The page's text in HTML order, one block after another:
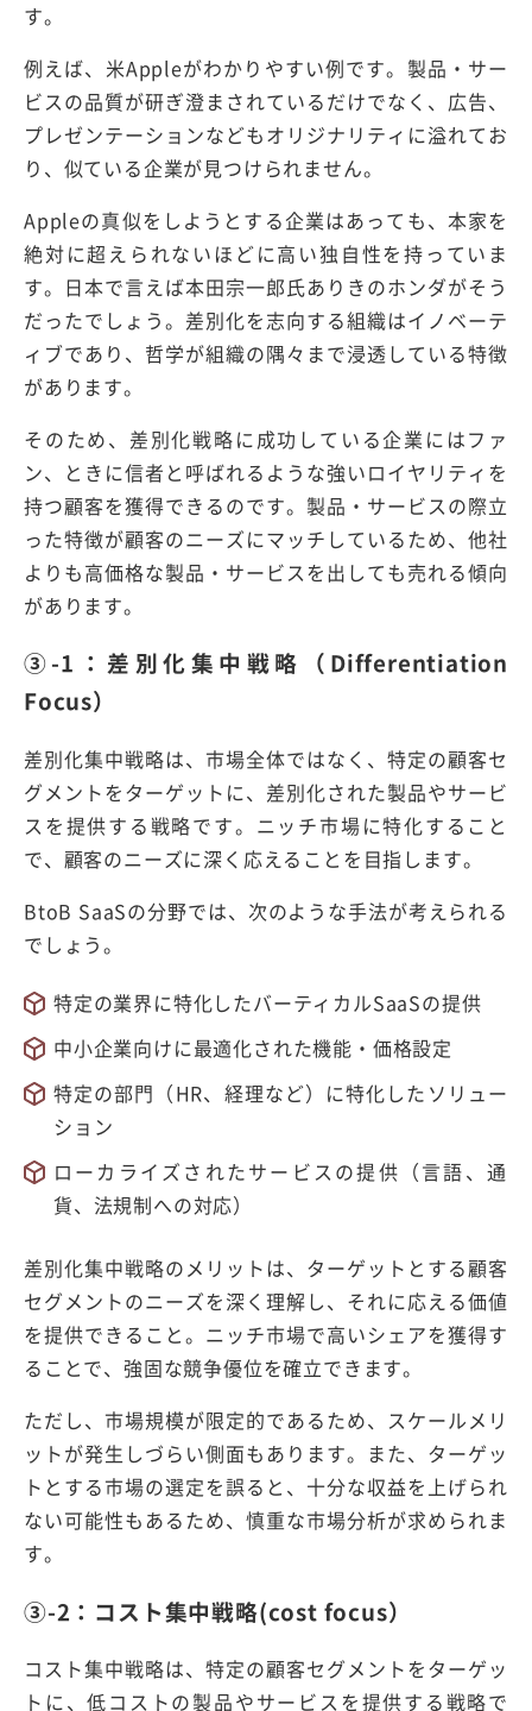
す。
例えば、米Appleがわかりやすい例です。製品・サー
ビスの品質が研ぎ澄まされているだけでなく、広告、
プレゼンテーションなどもオリジナリティに溢れてお
り、似ている企業が見つけられません。
Appleの真似をしようとする企業はあっても、本家を
絶対に超えられないほどに高い独自性を持っていま
す。日本で言えば本田宗一郎氏ありきのホンダがそう
だったでしょう。差別化を志向する組織はイノベーテ
ィブであり、哲学が組織の隅々まで浸透している特徴
があります。
そのため、差別化戦略に成功している企業にはファ
ン、ときに信者と呼ばれるような強いロイヤリティを
持つ顧客を獲得できるのです。製品・サービスの際立
った特徴が顧客のニーズにマッチしているため、他社
よりも高価格な製品・サービスを出しても売れる傾向
があります。
③-1：差別化集中戦略（Differentiation
Focus）
差別化集中戦略は、市場全体ではなく、特定の顧客セ
グメントをターゲットに、差別化された製品やサービ
スを提供する戦略です。ニッチ市場に特化すること
で、顧客のニーズに深く応えることを目指します。
BtoB SaaSの分野では、次のような手法が考えられる
でしょう。
特定の業界に特化したバーティカルSaaSの提供
中小企業向けに最適化された機能・価格設定
特定の部門（HR、経理など）に特化したソリュー
ション
ローカライズされたサービスの提供（言語、通
貨、法規制への対応）
差別化集中戦略のメリットは、ターゲットとする顧客
セグメントのニーズを深く理解し、それに応える価値
を提供できること。ニッチ市場で高いシェアを獲得す
ることで、強固な競争優位を確立できます。
ただし、市場規模が限定的であるため、スケールメリ
ットが発生しづらい側面もあります。また、ターゲッ
トとする市場の選定を誤ると、十分な収益を上げられ
ない可能性もあるため、慎重な市場分析が求められま
す。
③-2：コスト集中戦略(cost focus）
コスト集中戦略は、特定の顧客セグメントをターゲッ
トに、低コストの製品やサービスを提供する戦略で